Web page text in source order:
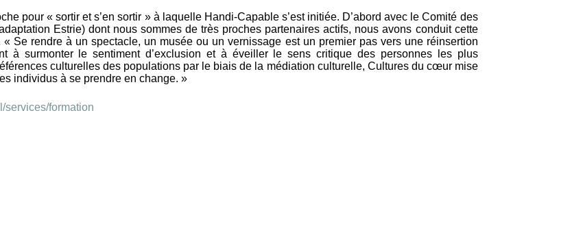
pour « sortir et s’en sortir » à laquelle Handi-Capable s’est initiée. D’abord avec le Comité des
Estrie) dont nous sommes de très proches partenaires actifs, nous avons conduit cette
Se rendre à un spectacle, un musée ou un vernissage est un premier pas vers une réinsertion
à surmonter le sentiment d’exclusion et à éveiller le sens critique des personnes les plus
culturelles des populations par le biais de la médiation culturelle, Cultures du cœur mise
individus à se prendre en change. »
services/formation